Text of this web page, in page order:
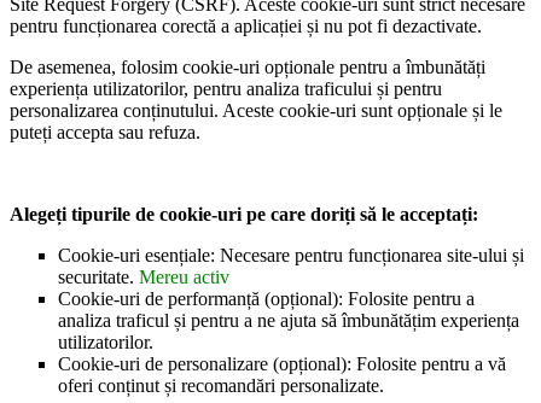
pentru funcționarea corectă a aplicației și nu pot fi dezactivate.
De asemenea, folosim cookie-uri opționale pentru a îmbunătăți
experiența utilizatorilor, pentru analiza traficului și pentru
personalizarea conținutului. Aceste cookie-uri sunt opționale și le
puteți accepta sau refuza.
Alegeți tipurile de cookie-uri pe care doriți să le acceptați:
Cookie-uri esențiale: Necesare pentru funcționarea site-ului și
securitate. Mereu activ
Cookie-uri de performanță (opțional): Folosite pentru a
analiza traficul și pentru a ne ajuta să îmbunătățim experiența
utilizatorilor.
Cookie-uri de personalizare (opțional): Folosite pentru a vă
oferi conținut și recomandări personalizate.